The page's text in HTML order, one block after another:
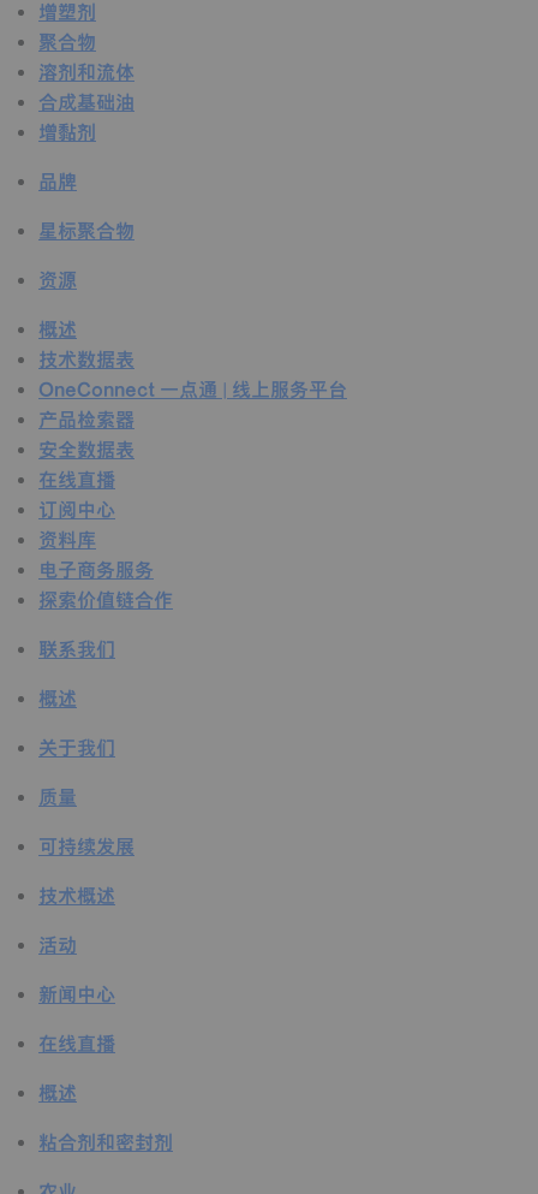
增塑剂
聚合物
溶剂和流体
合成基础油
增黏剂
品牌
星标聚合物
资源
概述
技术数据表
OneConnect 一点通 | 线上服务平台
产品检索器
安全数据表
在线直播
订阅中心
资料库
电子商务服务
探索价值链合作
联系我们
概述
关于我们
质量
可持续发展
技术概述
活动
新闻中心
在线直播
概述
粘合剂和密封剂